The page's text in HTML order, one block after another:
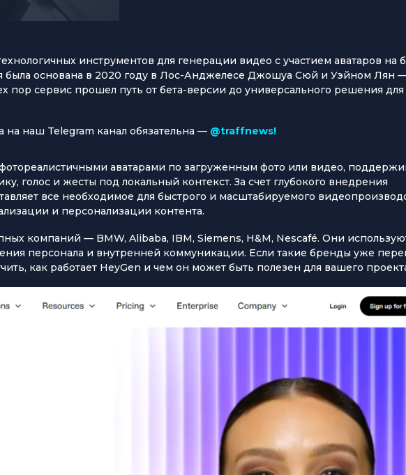
инструментов для генерации видео с участием аватаров на
была основана в 2020 году в Лос-Анджелесе Джошуа Сюй и Уэйном Лян
пор сервис прошел путь от бета-версии до универсального решения для
на наш Telegram канал обязательна — @traffnews!
аватарами по загруженным фото или видео,
голос и жесты под локальный контекст. За счет глубокого внедрения
все необходимое для быстрого и масштабируемого
и персонализации контента.
компаний — BMW, Alibaba, IBM, Siemens, H&M, Nescafé. Они
персонала и внутренней коммуникации. Если такие бренды уже
как работает HeyGen и чем он может быть полезен для вашего